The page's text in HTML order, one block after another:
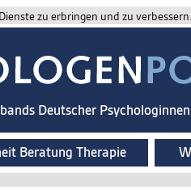
zu erbringen und zu
Deutscher
Beratung Therapie